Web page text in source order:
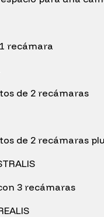
recámara
de 2 recámaras
de 2 recámaras
3 recámaras